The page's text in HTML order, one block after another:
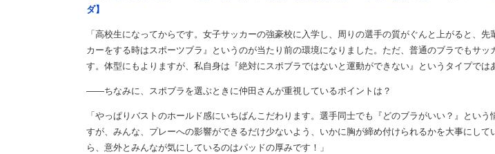
ダ】
「高校生になってからです。女子サッカーの強豪校に入学し、周りの選手の質がぐんと上がると、先
カーをする時はスポーツブラ』というのが当たり前の環境になりました。ただ、普通のブラでもサッ
す。体型にもよりますが、私自身は『絶対にスポブラではないと運動ができない』というタイプでは
――ちなみに、スポブラを選ぶときに仲田さんが重視しているポイントは？
「やっぱりバストのホールド感にいちばんこだわります。選手同士でも『どのブラがいい？』という
すが、みんな、プレーへの影響ができるだけ少ないよう、いかに胸が締め付けられるかを大事にして
ら、意外とみんなが気にしているのはパッドの厚みです！」